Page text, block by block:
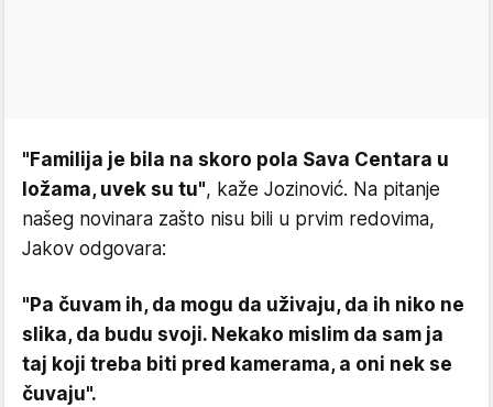
"Familija je bila na skoro pola Sava Centara u
ložama, uvek su tu", kaže Jozinović. Na pitanje
našeg novinara zašto nisu bili u prvim redovima,
Jakov odgovara:
"Pa čuvam ih, da mogu da uživaju, da ih niko ne
slika, da budu svoji. Nekako mislim da sam ja
taj koji treba biti pred kamerama, a oni nek se
čuvaju".